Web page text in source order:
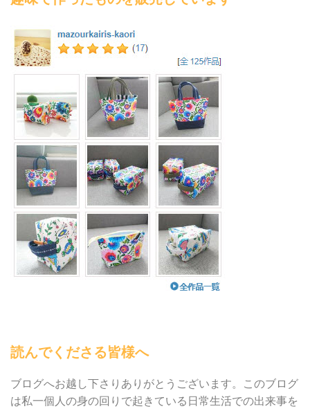
読んでくださる皆様へ
ブログへお越し下さりありがとうございます。このブログ
は私一個人の身の回りで起きている日常生活での出来事を